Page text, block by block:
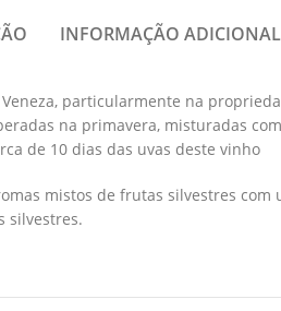
INFORMAÇÃO ADICIONAL
particularmente na
na primavera, misturadas
de 10 dias das uvas deste vinho
mistos de frutas silvestres
silvestres.